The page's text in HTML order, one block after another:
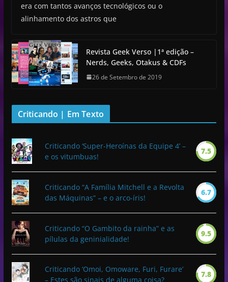
era com tantos avanços tecnológicos ou o
alinhamento dos astros que
Revista Geek Verso |1ª edição –
Nerds, Geeks, Otakus & CDFs
26 de Setembro de 2019
Criticando | Em Texto
Criticando ‘Super-Heroínas da Equipe 4’ –
e os vitumbuas!
7.5
Criticando “A Família Mitchell e a Revolta
das Máquinas” – e o arco-íris!
6.7
Criticando “O Gambito da rainha” e as
pílulas da geninialidade!
9.5
Criticando ‘Omoi, Omoware, Furi, Furare’
– Estes são sinais de alguma coisa?
7.8